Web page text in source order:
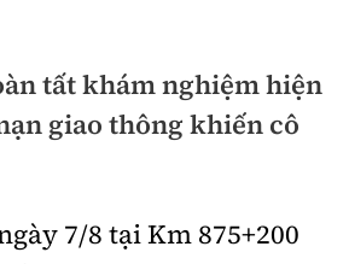
tất khám nghiệm hiện
giao thông khiến cô
7/8 tại Km 875+200